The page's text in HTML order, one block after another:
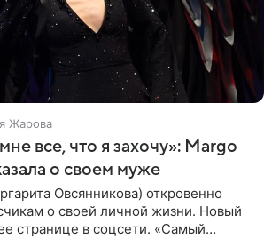
Жарова
все, что я захочу»: Margo
о своем муже
Овсянникова) откровенно
о своей личной жизни. Новый
странице в соцсети. «Самый